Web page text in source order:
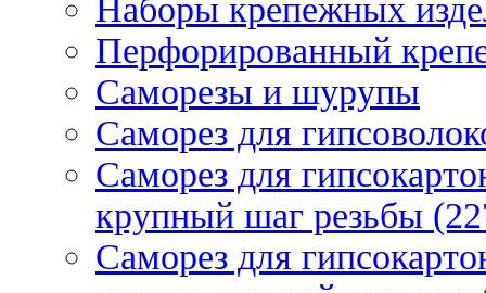
Наборы крепежных
Перфорированный
Саморезы и шурупы
Саморез для
Саморез для
крупный шаг резьбы
Саморез для